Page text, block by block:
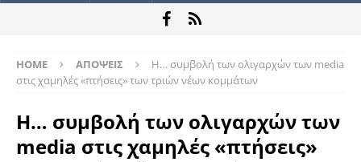
HOME ΑΠΟΨΕΙΣ
Η… συμβολή των ολιγαρχών των media
στις χαμηλές «πτήσεις» των τριών νέων κομμάτων
Η… συμβολή των ολιγαρχών των
media στις χαμηλές «πτήσεις»